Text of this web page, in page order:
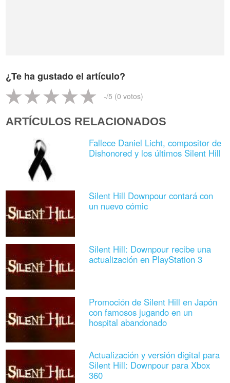
¿Te ha gustado el artículo?
-/5 (0 votos)
ARTÍCULOS RELACIONADOS
Fallece Daniel Licht, compositor de
Dishonored y los últimos Silent Hill
Silent Hill Downpour contará con
un nuevo cómic
Silent Hill: Downpour recibe una
actualización en PlayStation 3
Promoción de Silent Hill en Japón
con famosos jugando en un
hospital abandonado
Actualización y versión digital para
Silent Hill: Downpour para Xbox
360